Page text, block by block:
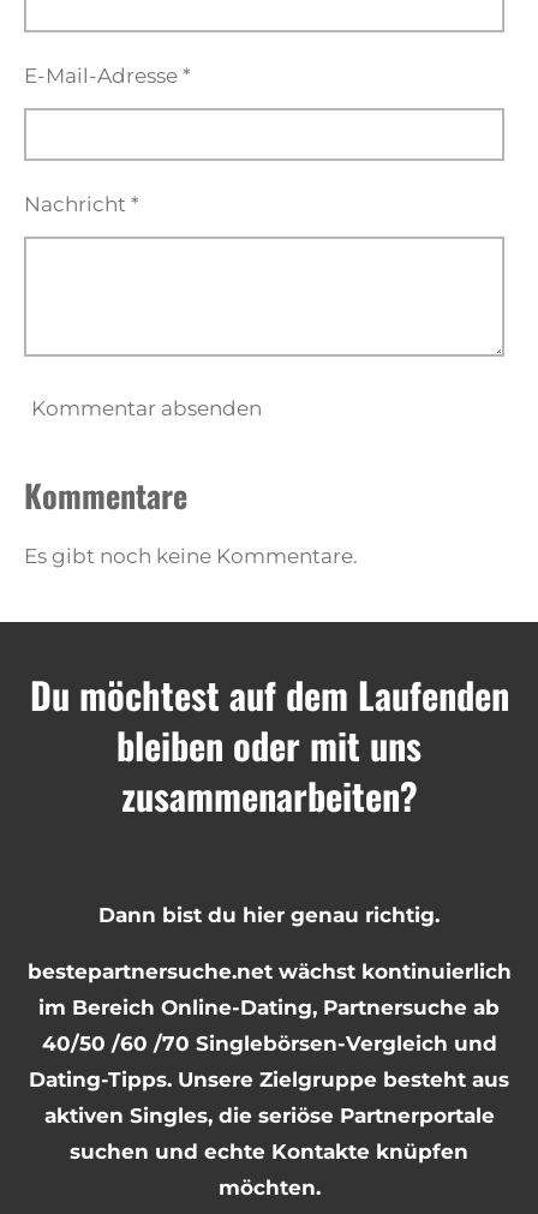
E-Mail-Adresse *
Nachricht *
Kommentar absenden
Kommentare
Es gibt noch keine Kommentare.
Du möchtest auf dem Laufenden
bleiben oder mit uns
zusammenarbeiten?
Dann bist du hier genau richtig.
bestepartnersuche.net wächst kontinuierlich
im Bereich Online-Dating, Partnersuche ab
40/50 /60 /70 Singlebörsen-Vergleich und
Dating-Tipps. Unsere Zielgruppe besteht aus
aktiven Singles, die seriöse Partnerportale
suchen und echte Kontakte knüpfen
möchten.